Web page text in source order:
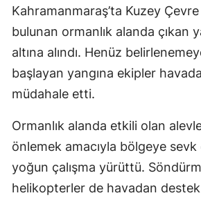
Kahramanmaraş’ta Kuzey
bulunan ormanlık alanda çıkan
altına alındı. Henüz
başlayan yangına ekipler
müdahale etti.
Ormanlık alanda etkili olan
önlemek amacıyla bölgeye
yoğun çalışma yürüttü.
helikopterler de havadan